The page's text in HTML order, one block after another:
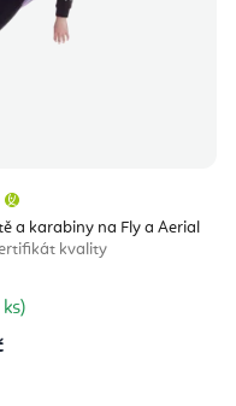
a karabiny na Fly a Aerial
kvality
produktu
je
5,0
ks)